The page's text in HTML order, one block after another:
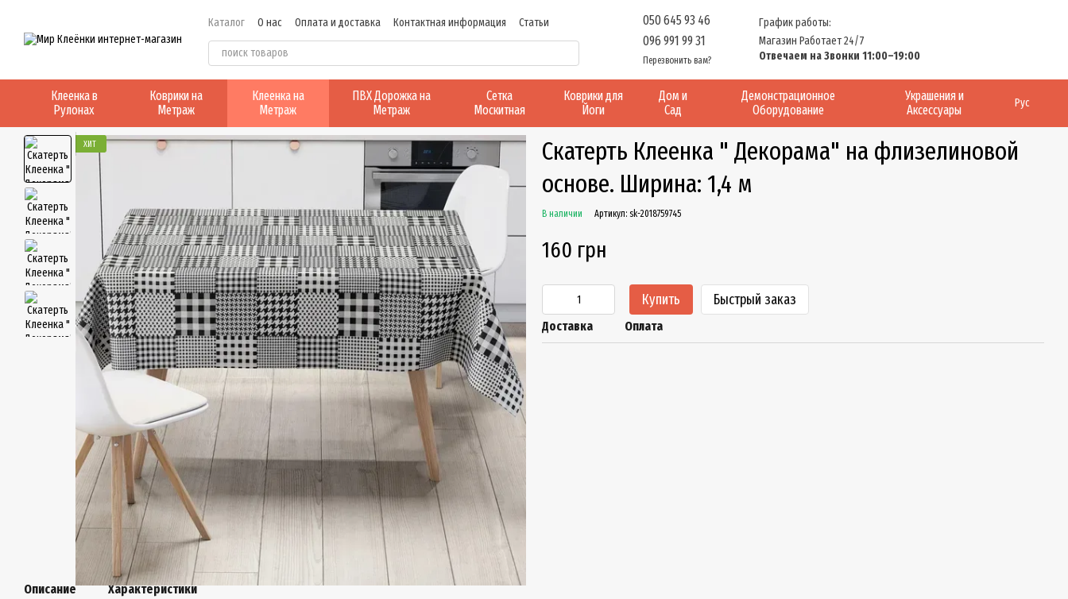
Каталог О нас Оплата и доставка Контактная информация Статьи
050 645 93 46
096 991 99 31
Перезвонить вам?
График работы:
Магазин Работает 24/7
Отвечаем на Звонки 11:00–19:00
Клеенка в
Рулонах
Коврики на
Метраж
Клеенка на
Метраж
ПВХ Дорожка на
Метраж
Сетка
Москитная
Коврики для
Йоги
Дом и
Сад
Демонстрационное
Оборудование
Украшения и
Аксессуары
Рус
ХИТ
Описание Характеристики
Скатерть Клеенка " Декорама" на флизелиновой
основе. Ширина: 1,4 м
В наличии Артикул: sk-2018759745
160 грн
Купить Быстрый заказ
Доставка Оплата